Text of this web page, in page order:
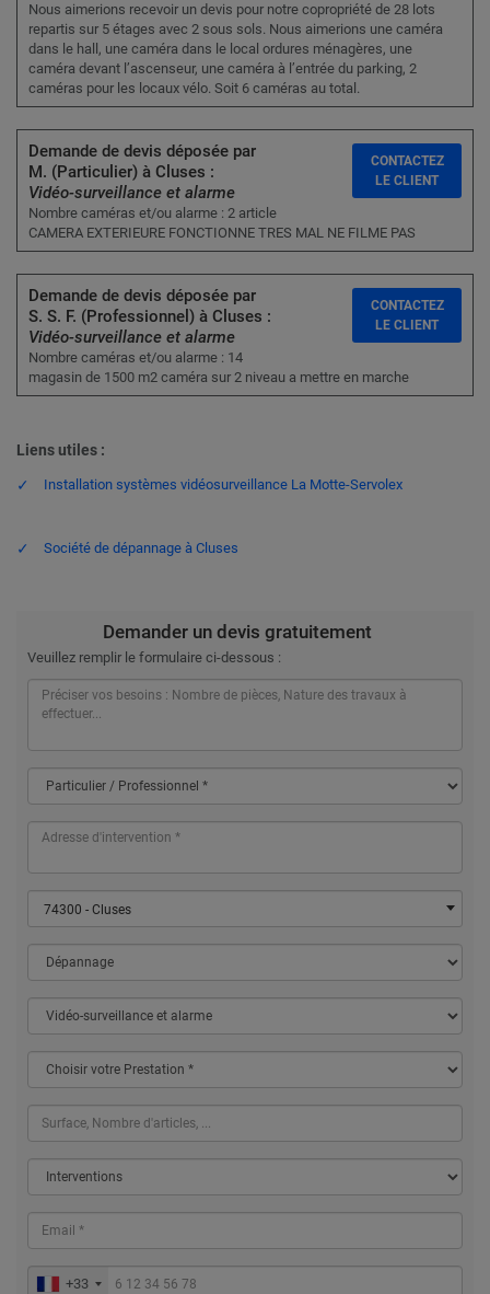
Nous aimerions recevoir un devis pour notre copropriété de 28 lots
repartis sur 5 étages avec 2 sous sols. Nous aimerions une caméra
dans le hall, une caméra dans le local ordures ménagères, une
caméra devant l’ascenseur, une caméra à l’entrée du parking, 2
caméras pour les locaux vélo. Soit 6 caméras au total.
Demande de devis déposée par
M. (Particulier) à Cluses :
Vidéo-surveillance et alarme
Nombre caméras et/ou alarme : 2 article
CAMERA EXTERIEURE FONCTIONNE TRES MAL NE FILME PAS
CONTACTEZ
LE CLIENT
Demande de devis déposée par
S. S. F. (Professionnel) à Cluses :
Vidéo-surveillance et alarme
Nombre caméras et/ou alarme : 14
magasin de 1500 m2 caméra sur 2 niveau a mettre en marche
CONTACTEZ
LE CLIENT
Liens utiles :
Installation systèmes vidéosurveillance La Motte-Servolex
Société de dépannage à Cluses
Demander un devis gratuitement
Veuillez remplir le formulaire ci-dessous :
74300 - Cluses
+33